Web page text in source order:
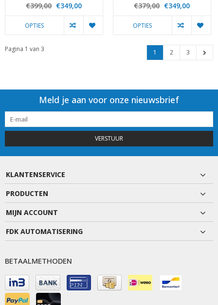
€399,00 €349,00
OPTIES
€379,00 €349,00
OPTIES
Pagina 1 van 3 1 2 3
Meld je aan voor onze nieuwsbrief
VERSTUUR
KLANTENSERVICE
PRODUCTEN
MIJN ACCOUNT
FDK AUTOMATISERING
BETAALMETHODEN